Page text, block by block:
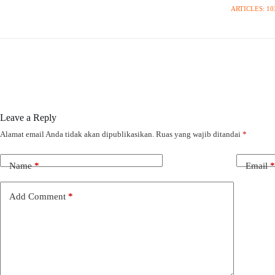
ARTICLES:
Leave a Reply
Alamat email Anda tidak akan dipublikasikan. Ruas yang wajib ditandai *
Name* Email*
Add Comment *